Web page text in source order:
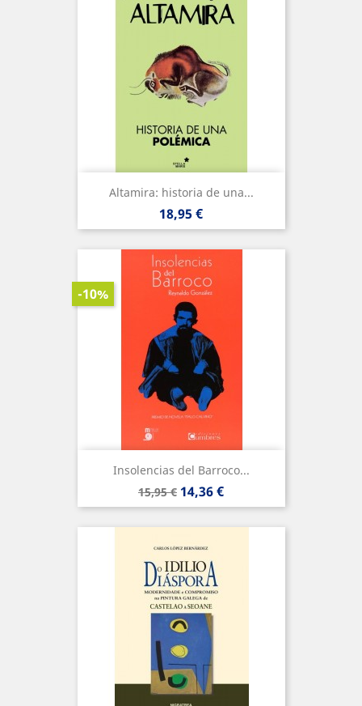
Altamira: historia de una...
Precio
18,95 €
Insolencias del Barroco...
Precio
base
15,95 €
-10%
Precio
14,36 €